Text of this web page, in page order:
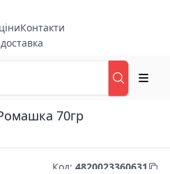
Контакти
70гр
Код: 4820023360631